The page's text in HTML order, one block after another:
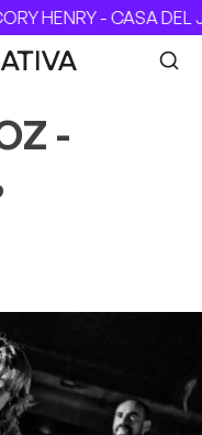
- CASA DEL JAZZ
-